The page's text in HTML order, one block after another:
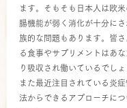
ます。そもそも日本人は欧
腸機能が弱く消化が十分に
族的な問題もあります。皆
る食事やサプリメントはあ
り吸収され働いているでしょ
また最近注目されている炎
法からできるアプローチに